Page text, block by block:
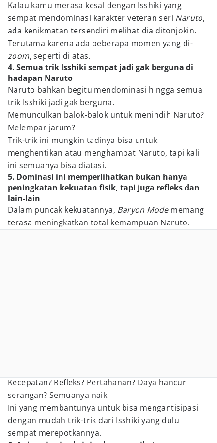
Kalau kamu merasa kesal dengan Isshiki yang
sempat mendominasi karakter veteran seri Naruto,
ada kenikmatan tersendiri melihat dia ditonjokin.
Terutama karena ada beberapa momen yang di-
zoom, seperti di atas.
4. Semua trik Isshiki sempat jadi gak berguna di
hadapan Naruto
Naruto bahkan begitu mendominasi hingga semua
trik Isshiki jadi gak berguna.
Memunculkan balok-balok untuk menindih Naruto?
Melempar jarum?
Trik-trik ini mungkin tadinya bisa untuk
menghentikan atau menghambat Naruto, tapi kali
ini semuanya bisa diatasi.
5. Dominasi ini memperlihatkan bukan hanya
peningkatan kekuatan fisik, tapi juga refleks dan
lain-lain
Dalam puncak kekuatannya, Baryon Mode memang
terasa meningkatkan total kemampuan Naruto.
Kecepatan? Refleks? Pertahanan? Daya hancur
serangan? Semuanya naik.
Ini yang membantunya untuk bisa mengantisipasi
dengan mudah trik-trik dari Isshiki yang dulu
sempat merepotkannya.